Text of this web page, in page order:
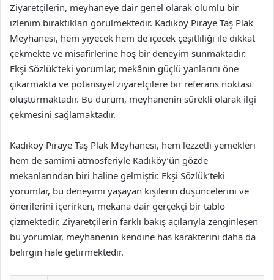
Ziyaretçilerin, meyhaneye dair genel olarak olumlu bir
izlenim bıraktıkları görülmektedir. Kadıköy Piraye Taş Plak
Meyhanesi, hem yiyecek hem de içecek çeşitliliği ile dikkat
çekmekte ve misafirlerine hoş bir deneyim sunmaktadır.
Ekşi Sözlük’teki yorumlar, mekânın güçlü yanlarını öne
çıkarmakta ve potansiyel ziyaretçilere bir referans noktası
oluşturmaktadır. Bu durum, meyhanenin sürekli olarak ilgi
çekmesini sağlamaktadır.
Kadıköy Piraye Taş Plak Meyhanesi, hem lezzetli yemekleri
hem de samimi atmosferiyle Kadıköy’ün gözde
mekanlarından biri haline gelmiştir. Ekşi Sözlük’teki
yorumlar, bu deneyimi yaşayan kişilerin düşüncelerini ve
önerilerini içerirken, mekana dair gerçekçi bir tablo
çizmektedir. Ziyaretçilerin farklı bakış açılarıyla zenginleşen
bu yorumlar, meyhanenin kendine has karakterini daha da
belirgin hale getirmektedir.